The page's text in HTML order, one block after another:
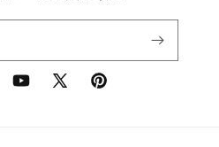
YouTube
X
Pinterest